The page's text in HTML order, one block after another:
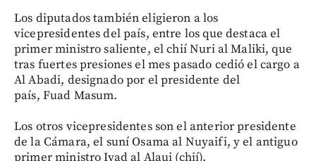
Los diputados también eligieron a los
vicepresidentes del país, entre los que destaca el
primer ministro saliente, el chií Nuri al Maliki, que
tras fuertes presiones el mes pasado cedió el cargo a
Al Abadi, designado por el presidente del
país, Fuad Masum.
Los otros vicepresidentes son el anterior presidente
de la Cámara, el suní Osama al Nuyaifi, y el antiguo
primer ministro Iyad al Alaui (chií).